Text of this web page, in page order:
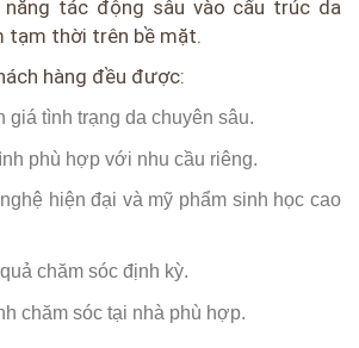
năng tác động sâu vào cấu trúc da
tạm thời trên bề mặt.
hàng đều được:
giá tình trạng da chuyên sâu.
phù hợp với nhu cầu riêng.
hiện đại và mỹ phẩm sinh học cao
chăm sóc định kỳ.
chăm sóc tại nhà phù hợp.